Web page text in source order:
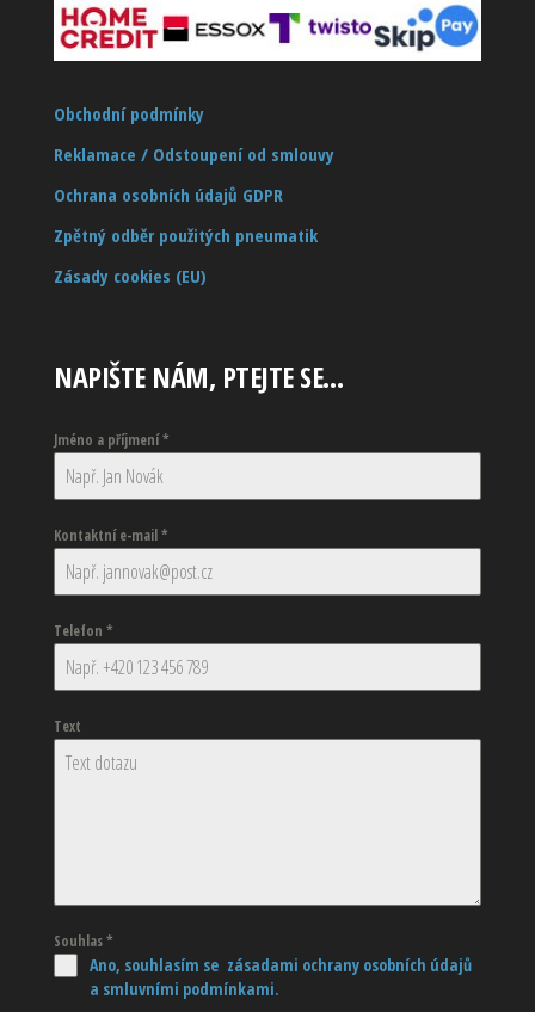
Obchodní podmínky
Reklamace / Odstoupení od smlouvy
Ochrana osobních údajů GDPR
Zpětný odběr použitých pneumatik
Zásady cookies (EU)
NAPIŠTE NÁM, PTEJTE SE…
Jméno a příjmení*
Kontaktní e-mail*
Telefon *
Text
Souhlas*
Ano, souhlasím se zásadami ochrany osobních údajů
a smluvními podmínkami.